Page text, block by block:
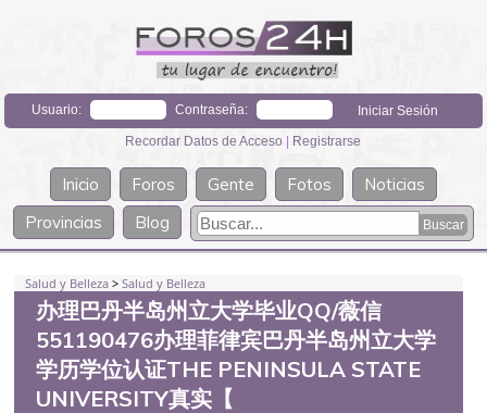
Usuario: Contraseña:
Recordar Datos de Acceso | Registrarse
Inicio Foros Gente Fotos
Noticias
Provincias
Blog
Salud y Belleza >Salud y Belleza
办理巴丹半岛州立大学毕业QQ/薇信
551190476办理菲律宾巴丹半岛州立大学
学历学位认证THE PENINSULA STATE
UNIVERSITY真实【